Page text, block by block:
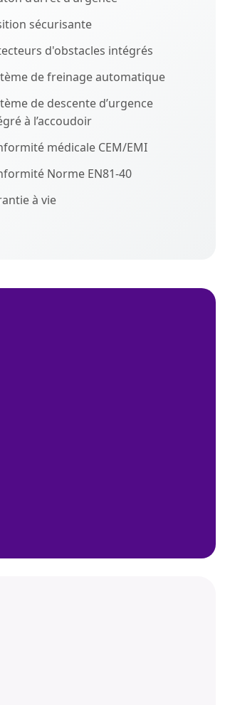
sécurisante
d'obstacles intégrés
de freinage automatique
de descente d’urgence
à l’accoudoir
médicale CEM/EMI
Norme EN81-40
à vie